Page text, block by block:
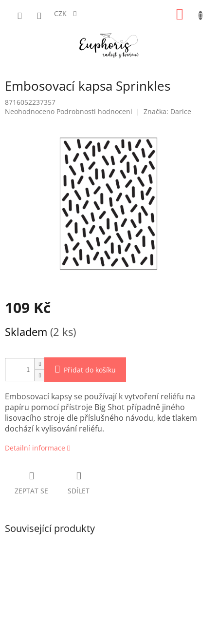
CZK
Embosovací kapsa Sprinkles
8716052237357
Průměrné
Neohodnoceno Podrobnosti hodnocení Značka: Darice
109 Kč
cena:
Skladem (2 ks)
Přidat do košíku
Embosovací kapsy se používají k vytvoření reliéfu na
papíru pomocí přístroje Big Shot případně jiného
lisovacího stroje dle příslušného návodu, kde tlakem
dochází k vylisování reliéfu.
Detailní informace
ZEPTAT SE SDÍLET
Související produkty